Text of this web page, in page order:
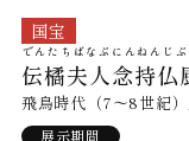
国宝
伝橘夫人念持仏
でんたちばなぶにんねんじぶ
飛鳥時代（7～8世紀
展示期間